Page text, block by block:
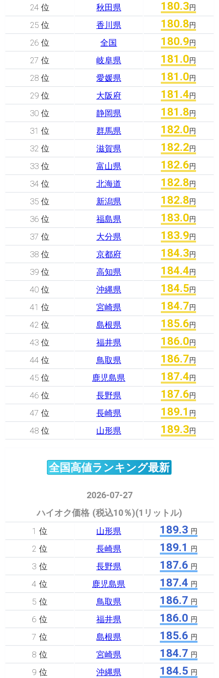
24 位 秋田県 180.3円
25 位 香川県 180.8円
26 位 全国 180.9円
27 位 岐阜県 181.0円
28 位 愛媛県 181.0円
29 位 大阪府 181.4円
30 位 静岡県 181.8円
31 位 群馬県 182.0円
32 位 滋賀県 182.2円
33 位 富山県 182.6円
34 位 北海道 182.8円
35 位 新潟県 182.8円
36 位 福島県 183.0円
37 位 大分県 183.9円
38 位 京都府 184.3円
39 位 高知県 184.4円
40 位 沖縄県 184.5円
41 位 宮崎県 184.7円
42 位 島根県 185.6円
43 位 福井県 186.0円
44 位 鳥取県 186.7円
45 位 鹿児島県 187.4円
46 位 長野県 187.6円
47 位 長崎県 189.1 円
48 位 山形県 189.3円
全国高値ランキング最新
2026-07-27
ハイオク価格 (税込10％)(1リットル)
1 位 山形県 189.3 円
2 位 長崎県 189.1 円
3 位 長野県 187.6 円
4 位 鹿児島県 187.4 円
5 位 鳥取県 186.7 円
6 位 福井県 186.0 円
7 位 島根県 185.6 円
8 位 宮崎県 184.7 円
9 位 沖縄県 184.5 円